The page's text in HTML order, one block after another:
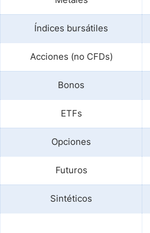
Índices bursátiles
Acciones (no CFDs)
Bonos
ETFs
Opciones
Futuros
Sintéticos